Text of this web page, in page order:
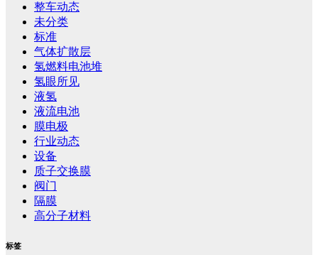
整车动态
未分类
标准
气体扩散层
氢燃料电池堆
氢眼所见
液氢
液流电池
膜电极
行业动态
设备
质子交换膜
阀门
隔膜
高分子材料
标签